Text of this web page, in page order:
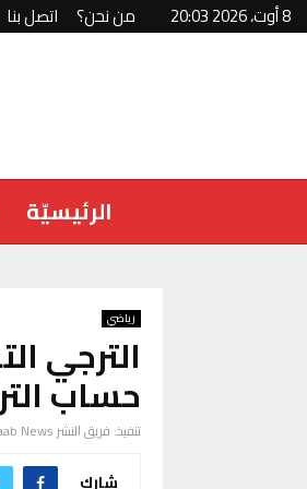
8 أوت، 2026 20:03 من نحن؟ اتصل بنا
الرئيسيّة
رياضي
الترجي
حساب
تنفيذ: فريق النشر Echaab News
شارك